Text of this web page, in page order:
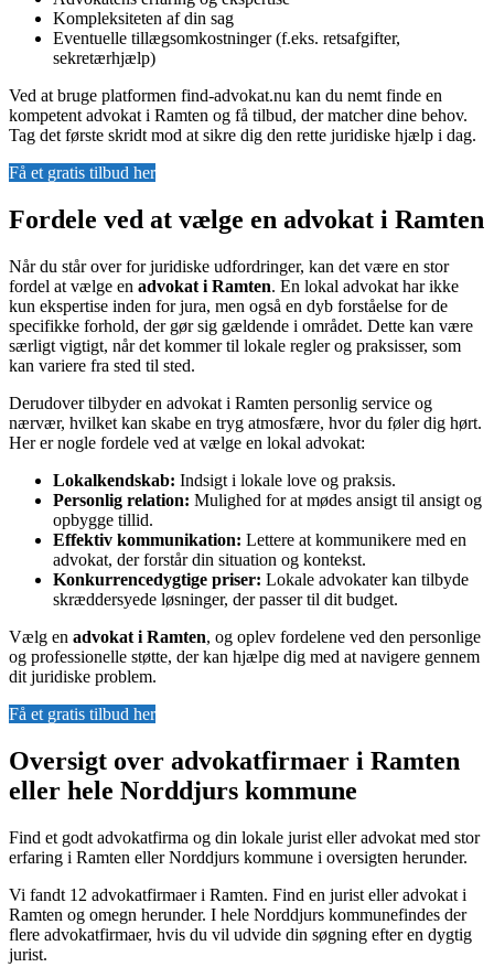
Kompleksiteten af din sag
Eventuelle tillægsomkostninger (f.eks. retsafgifter,
sekretærhjælp)
Ved at bruge platformen find-advokat.nu kan du nemt finde en
kompetent advokat i Ramten og få tilbud, der matcher dine behov.
Tag det første skridt mod at sikre dig den rette juridiske hjælp i dag.
Få et gratis tilbud her
Fordele ved at vælge en advokat i Ramten
Når du står over for juridiske udfordringer, kan det være en stor
fordel at vælge en advokat i Ramten. En lokal advokat har ikke
kun ekspertise inden for jura, men også en dyb forståelse for de
specifikke forhold, der gør sig gældende i området. Dette kan være
særligt vigtigt, når det kommer til lokale regler og praksisser, som
kan variere fra sted til sted.
Derudover tilbyder en advokat i Ramten personlig service og
nærvær, hvilket kan skabe en tryg atmosfære, hvor du føler dig hørt.
Her er nogle fordele ved at vælge en lokal advokat:
Lokalkendskab: Indsigt i lokale love og praksis.
Personlig relation: Mulighed for at mødes ansigt til ansigt og
opbygge tillid.
Effektiv kommunikation: Lettere at kommunikere med en
advokat, der forstår din situation og kontekst.
Konkurrencedygtige priser: Lokale advokater kan tilbyde
skræddersyede løsninger, der passer til dit budget.
Vælg en advokat i Ramten, og oplev fordelene ved den personlige
og professionelle støtte, der kan hjælpe dig med at navigere gennem
dit juridiske problem.
Få et gratis tilbud her
Oversigt over advokatfirmaer i Ramten
eller hele Norddjurs kommune
Find et godt advokatfirma og din lokale jurist eller advokat med stor
erfaring i Ramten eller Norddjurs kommune i oversigten herunder.
Vi fandt 12 advokatfirmaer i Ramten. Find en jurist eller advokat i
Ramten og omegn herunder. I hele Norddjurs kommunefindes der
flere advokatfirmaer, hvis du vil udvide din søgning efter en dygtig
jurist.